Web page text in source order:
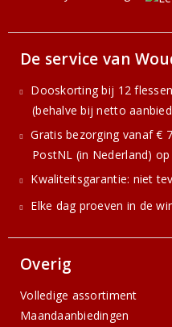
De service van
Dooskorting bij 12
(behalve bij netto
Gratis bezorging vanaf €
PostNL (in Nederland)
Kwaliteitsgarantie: niet
Elke dag proeven in de
Overig
Volledige assortiment
Maandaanbiedingen